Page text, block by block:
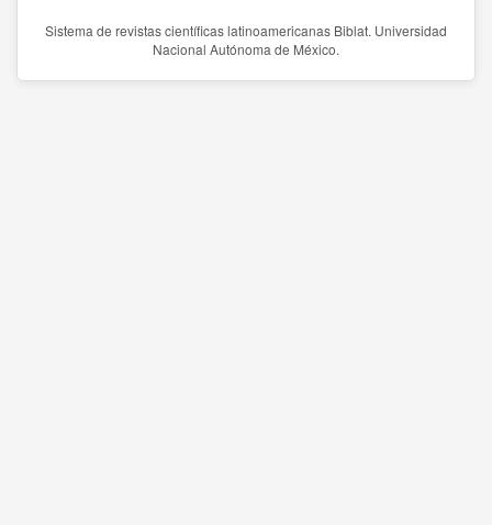
Sistema de revistas científicas latinoamericanas Biblat. Universidad
Nacional Autónoma de México.